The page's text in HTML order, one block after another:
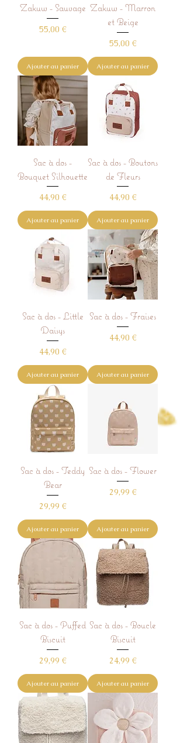
Zakuw - Sauvage
Prix
55,00 €
Ajouter au panier
Zakuw - Marron
et Beige
Prix
55,00 €
Ajouter au panier
Sac à dos -
Bouquet Silhouette
Prix
44,90 €
Ajouter au panier
Sac à dos - Boutons
de Fleurs
Prix
44,90 €
Ajouter au panier
Sac à dos - Little
Daisys
Prix
44,90 €
Ajouter au panier
Sac à dos - Fraises
Prix
44,90 €
Ajouter au panier
Sac à dos - Teddy
Bear
Prix
29,99 €
Ajouter au panier
Sac à dos - Flower
Prix
29,99 €
Ajouter au panier
Sac à dos - Puffed
Biscuit
Prix
29,99 €
Ajouter au panier
Sac à dos - Boucle
Biscuit
Prix
24,99 €
Ajouter au panier